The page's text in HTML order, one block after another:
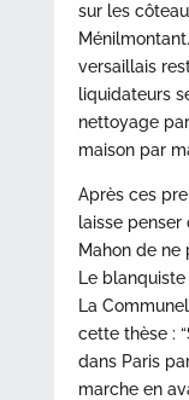
sur les
versaillais
liquidateurs
nettoyage
maison par
Après ces
laisse penser
Mahon de ne
Le
La
cette thèse :
dans Paris
marche en